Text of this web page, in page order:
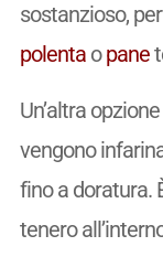
sostanzioso,
polentaopane
Un’altra
vengono
fino a doratura.
tenero